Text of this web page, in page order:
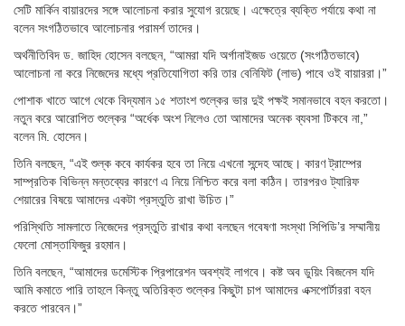
সেটি মার্কিন বায়ারদের সঙ্গে আলোচনা করার সুযোগ রয়েছে। এক্ষেত্রে ব্যক্তি পর্যায়ে কথা না
বলেন সংগঠিতভাবে আলোচনার পরামর্শ তাদের।
অর্থনীতিবিদ ড. জাহিদ হোসেন বলছেন, “আমরা যদি অর্গানাইজড ওয়েতে (সংগঠিতভাবে)
আলোচনা না করে নিজেদের মধ্যে প্রতিযোগিতা করি তার বেনিফিট (লাভ) পাবে ওই বায়াররা।”
পোশাক খাতে আগে থেকে বিদ্যমান ১৫ শতাংশ শুল্কের ভার দুই পক্ষই সমানভাবে বহন করতো।
নতুন করে আরোপিত শুল্কের “অর্ধেক অংশ নিলেও তো আমাদের অনেক ব্যবসা টিকবে না,”
বলেন মি. হোসেন।
তিনি বলছেন, “এই শুল্ক কবে কার্যকর হবে তা নিয়ে এখনো সন্দেহ আছে। কারণ ট্রাম্পের
সাম্প্রতিক বিভিন্ন মন্তব্যের কারণে এ নিয়ে নিশ্চিত করে বলা কঠিন। তারপরও ট্যারিফ
শেয়ারের বিষয়ে আমাদের একটা প্রস্তুতি রাখা উচিত।”
পরিস্থিতি সামলাতে নিজেদের প্রস্তুতি রাখার কথা বলছেন গবেষণা সংস্থা সিপিডি’র সম্মানীয়
ফেলো মোস্তাফিজুর রহমান।
তিনি বলছেন, “আমাদের ডমেস্টিক প্রিপারেশন অবশ্যই লাগবে। কষ্ট অব ডুয়িং বিজনেস যদি
আমি কমাতে পারি তাহলে কিন্তু অতিরিক্ত শুল্কের কিছুটা চাপ আমাদের এক্সপোর্টাররা বহন
করতে পারবেন।”